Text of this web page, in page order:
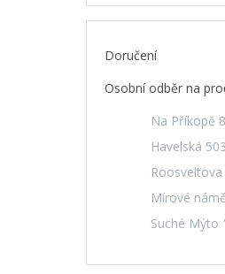
Doručení
Osobní odběr na
Na Příkopě
Havelská
Mírové
Suché Mýto